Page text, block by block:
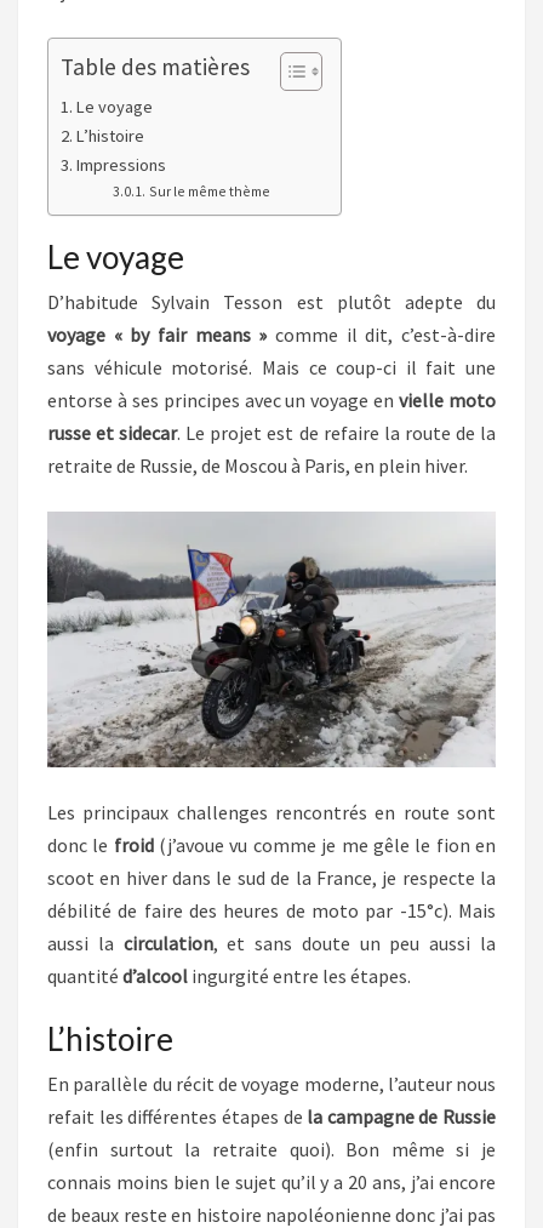
Table des matières
Le voyage
L’histoire
Impressions
Sur le même thème
Le voyage
D’habitude Sylvain Tesson est plutôt adepte du
voyage « by fair means »comme il dit, c’est-à-dire
sans véhicule motorisé. Mais ce coup-ci il fait une
entorse à ses principes avec un voyage envielle moto
russe et sidecar. Le projet est de refaire la route de la
retraite de Russie, de Moscou à Paris, en plein hiver.
Les principaux challenges rencontrés en route sont
donc le froid (j’avoue vu comme je me gêle le fion en
scoot en hiver dans le sud de la France, je respecte la
débilité de faire des heures de moto par -15°c). Mais
aussi la circulation, et sans doute un peu aussi la
quantité d’alcool ingurgité entre les étapes.
L’histoire
En parallèle du récit de voyage moderne, l’auteur nous
refait les différentes étapes de la campagne de Russie
(enfin surtout la retraite quoi). Bon même si je
connais moins bien le sujet qu’il y a 20 ans, j’ai encore
de beaux reste en histoire napoléonienne donc j’ai pas